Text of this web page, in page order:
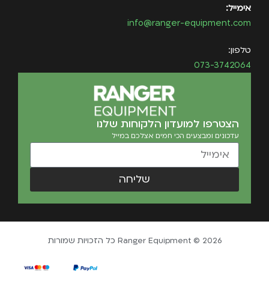
אימייל:
info@ranger-equipment.com
טלפון:
073-3742064
הצטרפו למועדון הלקוחות שלנו
עדכונים ומבצעים הכי חמים אצלכם במייל
שליחה
Ranger Equipment © 2026 כל הזכויות שמורות